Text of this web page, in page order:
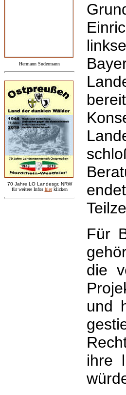
Hermann Sudermann
70 Jahre LO Landesgr. NRW
für weitere Infos hier klicken
Für
die
und
ihre